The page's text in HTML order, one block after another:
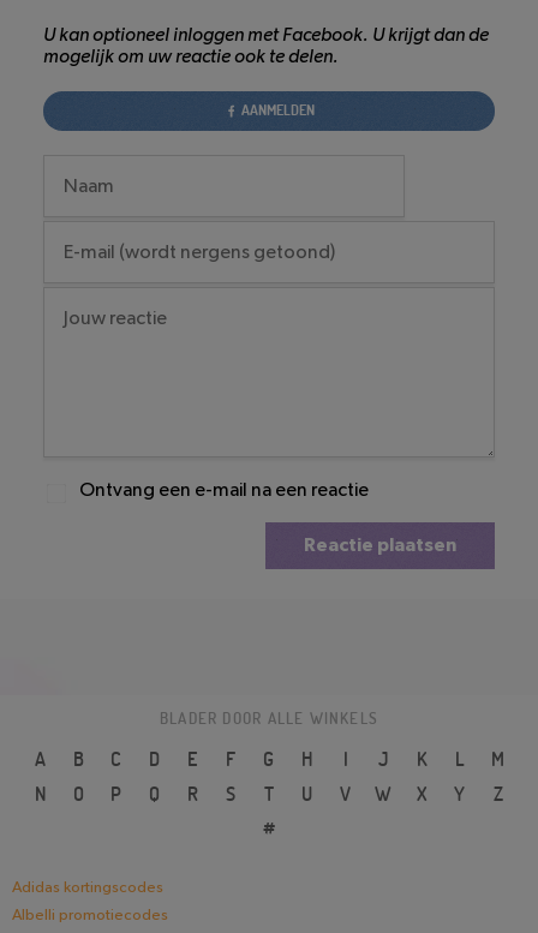
U kan optioneel inloggen met Facebook. U krijgt dan de
mogelijk om uw reactie ook te delen.
AANMELDEN
Ontvang een e-mail na een reactie
Reactie plaatsen
BLADER DOOR ALLE WINKELS
A B C D E F G H I J K L
M
N
O P Q R S T U V W X Y
Z
#
Adidas kortingscodes
Albelli promotiecodes